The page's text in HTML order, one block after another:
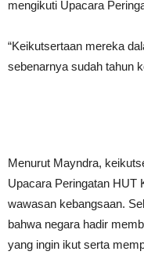
mengikuti Upacara
“Keikutsertaan mereka
sebenarnya sudah tahun
Menurut Mayndra,
Upacara Peringatan HUT
wawasan kebangsaan.
bahwa negara hadir
yang ingin ikut serta